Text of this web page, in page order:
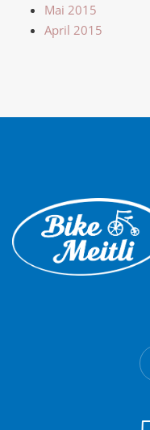
Mai 2015
April 2015